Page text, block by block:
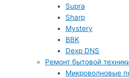
Supra
Sharp
Mystery
BBK
Dexp DNS
Ремонт бытовой
Микроволновые